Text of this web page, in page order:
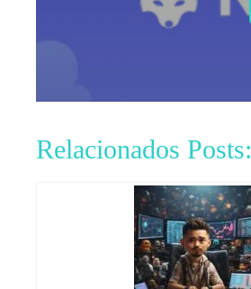
Relacionados Posts: